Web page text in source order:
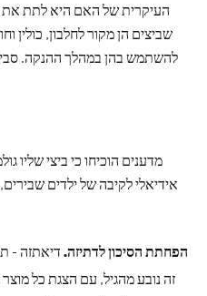
העיקרית של האם היא לתת את
שביצים הן מקור לחלבון, כולין
להשתמש בהן במהלך ההנקה.
מדענים הוכיחו כי ביצי שליו
אידיאלי לקיבה של ילדים
הפחתת הסיכון לדתיזה. דיאתזה -
זה נובע מהגיל, עם הצגת כל